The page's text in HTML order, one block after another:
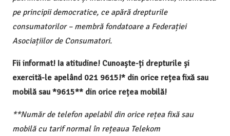
pe principii democratice, ce apără drepturile
consumatorilor – membră fondatoare a Federației
Asociațiilor de Consumatori.
Fii informat! Ia atitudine! Cunoaște-ți drepturile și
exercită-le apelând 021 9615!* din orice rețea fixă sau
mobilă sau *9615** din orice rețea mobilă!
**Număr de telefon apelabil din orice rețea fixă sau
mobilă cu tarif normal în rețeaua Telekom